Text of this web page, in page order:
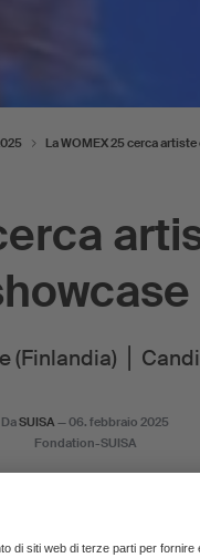
(Finlandia) ⎪
La WOMEX 25 cerca
DaSUISA —06. febbraio 2025
Fondation-SUISA